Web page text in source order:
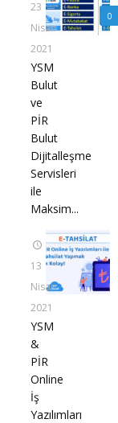
0
23
Nisan
2021
YSM
Bulut
ve
PİR
Bulut
Dijitalleşme
Servisleri
ile
Maksim...
13
Nisan
2021
YSM
&
PİR
Online
İş
Yazılımları